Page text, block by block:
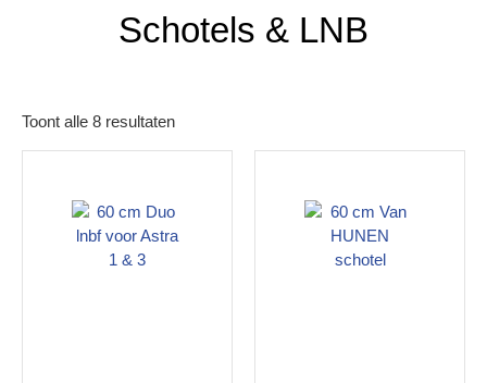
Schotels & LNB
Toont alle 8 resultaten